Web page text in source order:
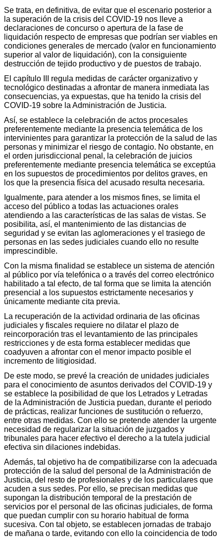
Se trata, en definitiva, de evitar que el escenario posterior a
la superación de la crisis del COVID-19 nos lleve a
declaraciones de concurso o apertura de la fase de
liquidación respecto de empresas que podrían ser viables en
condiciones generales de mercado (valor en funcionamiento
superior al valor de liquidación), con la consiguiente
destrucción de tejido productivo y de puestos de trabajo.
El capítulo III regula medidas de carácter organizativo y
tecnológico destinadas a afrontar de manera inmediata las
consecuencias, ya expuestas, que ha tenido la crisis del
COVID-19 sobre la Administración de Justicia.
Así, se establece la celebración de actos procesales
preferentemente mediante la presencia telemática de los
intervinientes para garantizar la protección de la salud de las
personas y minimizar el riesgo de contagio. No obstante, en
el orden jurisdiccional penal, la celebración de juicios
preferentemente mediante presencia telemática se exceptúa
en los supuestos de procedimientos por delitos graves, en
los que la presencia física del acusado resulta necesaria.
Igualmente, para atender a los mismos fines, se limita el
acceso del público a todas las actuaciones orales
atendiendo a las características de las salas de vistas. Se
posibilita, así, el mantenimiento de las distancias de
seguridad y se evitan las aglomeraciones y el trasiego de
personas en las sedes judiciales cuando ello no resulte
imprescindible.
Con la misma finalidad se establece un sistema de atención
al público por vía telefónica o a través del correo electrónico
habilitado a tal efecto, de tal forma que se limita la atención
presencial a los supuestos estrictamente necesarios y
únicamente mediante cita previa.
La recuperación de la actividad ordinaria de las oficinas
judiciales y fiscales requiere no dilatar el plazo de
reincorporación tras el levantamiento de las principales
restricciones y de esta forma establecer medidas que
coadyuven a afrontar con el menor impacto posible el
incremento de litigiosidad.
De este modo, se prevé la creación de unidades judiciales
para el conocimiento de asuntos derivados del COVID-19 y
se establece la posibilidad de que los Letrados y Letradas
de la Administración de Justicia puedan, durante el periodo
de prácticas, realizar funciones de sustitución o refuerzo,
entre otras medidas. Con ello se pretende atender la urgente
necesidad de regularizar la situación de juzgados y
tribunales para hacer efectivo el derecho a la tutela judicial
efectiva sin dilaciones indebidas.
Además, tal objetivo ha de compatibilizarse con la adecuada
protección de la salud del personal de la Administración de
Justicia, del resto de profesionales y de los particulares que
acuden a sus sedes. Por ello, se precisan medidas que
supongan la distribución temporal de la prestación de
servicios por el personal de las oficinas judiciales, de forma
que puedan cumplir con su horario habitual de forma
sucesiva. Con tal objeto, se establecen jornadas de trabajo
de mañana o tarde, evitando con ello la coincidencia de todo